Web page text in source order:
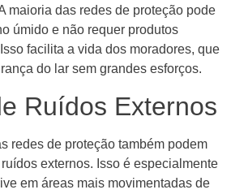
maioria das redes de proteção pode
úmido e não requer produtos
facilita a vida dos moradores, que
do lar sem grandes esforços.
Ruídos Externos
redes de proteção também podem
externos. Isso é especialmente
em áreas mais movimentadas de